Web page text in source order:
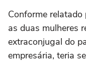
Conforme
as duas mulheres
extraconjugal do
empresária, teria